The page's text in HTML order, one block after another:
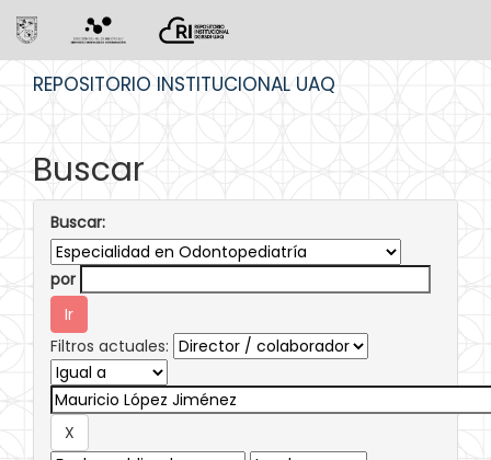
REPOSITORIO INSTITUCIONAL UAQ
Buscar
Buscar:
por
Filtros actuales: